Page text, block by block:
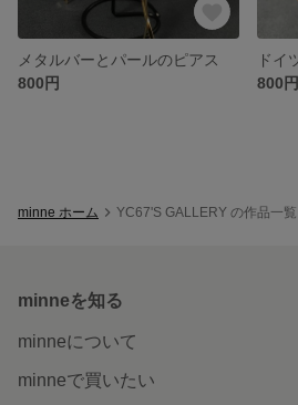
メタルバーとパールのピアス
800円
800円
minne ホーム YC67'S GALLERY の作品一覧
minneを知る
minneについて
minneで買いたい